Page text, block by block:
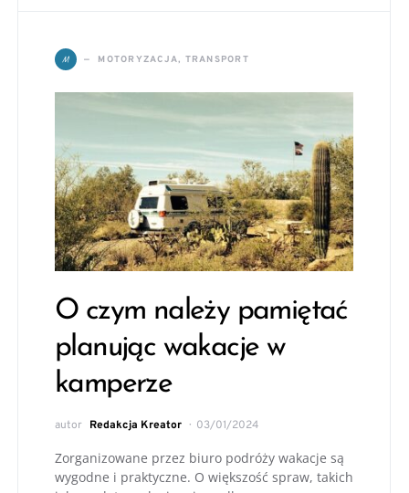
M MOTORYZACJA, TRANSPORT
O czym należy pamiętać
planując wakacje w
kamperze
autor Redakcja Kreator 03/01/2024
Zorganizowane przez biuro podróży wakacje są
wygodne i praktyczne. O większość spraw, takich